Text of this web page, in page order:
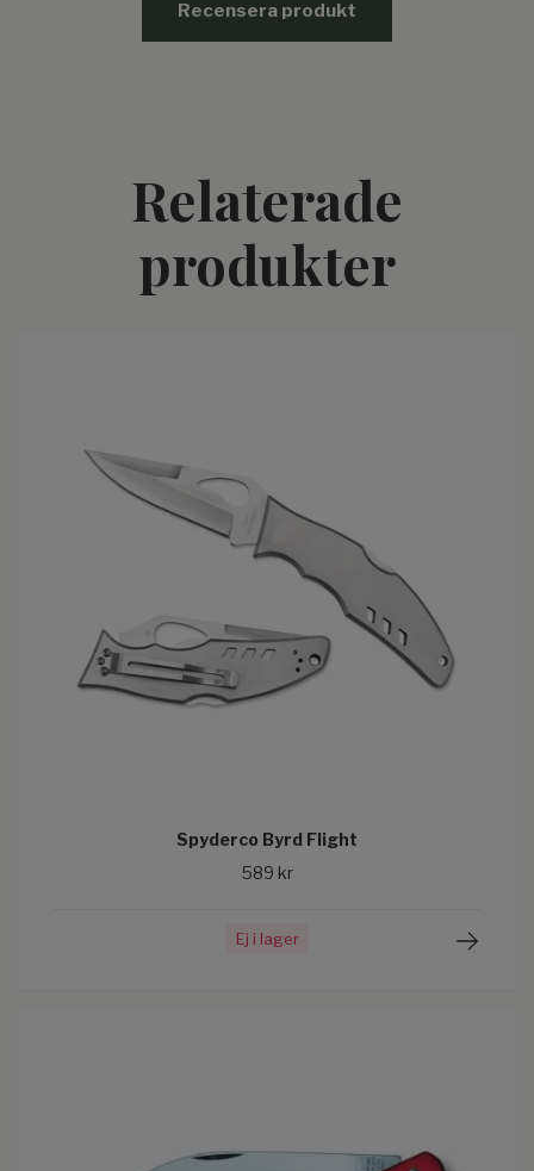
Recensera produkt
Relaterade
produkter
Spyderco Byrd Flight
589 kr
Ej i lager